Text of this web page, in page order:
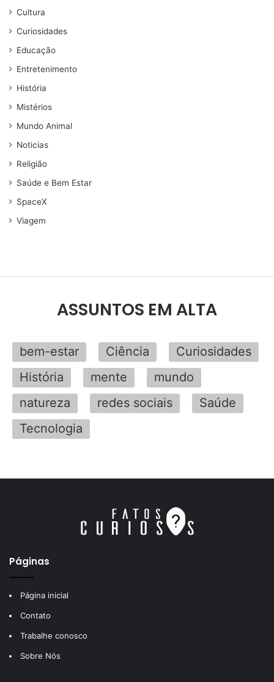
Cultura
Curiosidades
Educação
Entretenimento
História
Mistérios
Mundo Animal
Noticias
Religião
Saúde e Bem Estar
SpaceX
Viagem
ASSUNTOS EM ALTA
bem-estar Ciência
Curiosidades
História
mente
mundo
natureza
redes sociais
Saúde
Tecnologia
Páginas
Página inicial
Contato
Trabalhe conosco
Sobre Nós